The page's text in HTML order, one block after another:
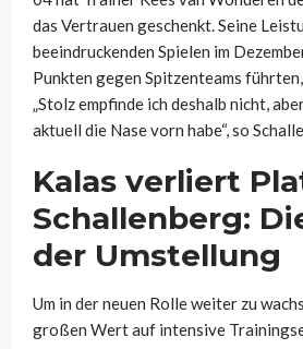
das Vertrauen geschenkt. Seine
beeindruckenden Spielen im
Punkten gegen Spitzenteams
„Stolz empfinde ich deshalb nicht,
aktuell die Nase vorn habe“, so
Kalas verliert
Schallenberg:
der Umstellung
Um in der neuen Rolle weiter zu
großen Wert auf intensive